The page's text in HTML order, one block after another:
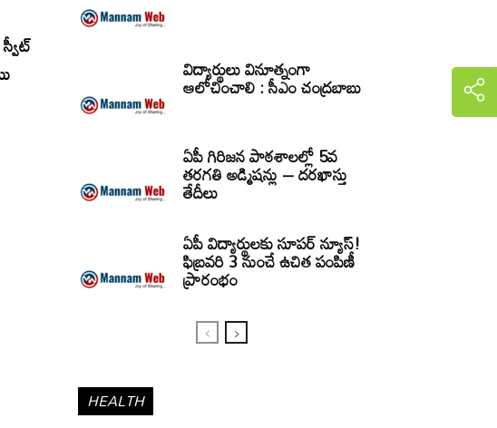
విద్యార్థులు వినూత్నంగా
ఆలోచించాలి : సీఎం చంద్రబాబు
ఏపీ గిరిజన పాఠశాలల్లో 5వ
తరగతి అడ్మిషన్లు – దరఖాస్తు
తేదీలు
ఏపీ విద్యార్థులకు సూపర్ న్యూస్!
ఫిబ్రవరి 3 నుంచే ఉచిత పంపిణీ
ప్రారంభం
HEALTH